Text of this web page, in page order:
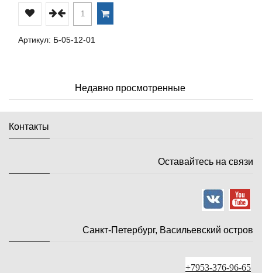
Артикул: Б-05-12-01
Недавно просмотренные
Контакты
Оставайтесь на связи
Санкт-Петербург, Васильевский остров
+7953-376-96-65